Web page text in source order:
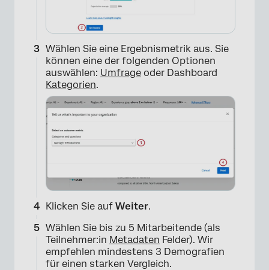
Wählen Sie eine Ergebnismetrik aus. Sie
können eine der folgenden Optionen
auswählen: Umfrage oder Dashboard
Kategorien.
Klicken Sie auf Weiter.
Wählen Sie bis zu 5 Mitarbeitende (als
Teilnehmer:in Metadaten Felder). Wir
empfehlen mindestens 3 Demografien
für einen starken Vergleich.